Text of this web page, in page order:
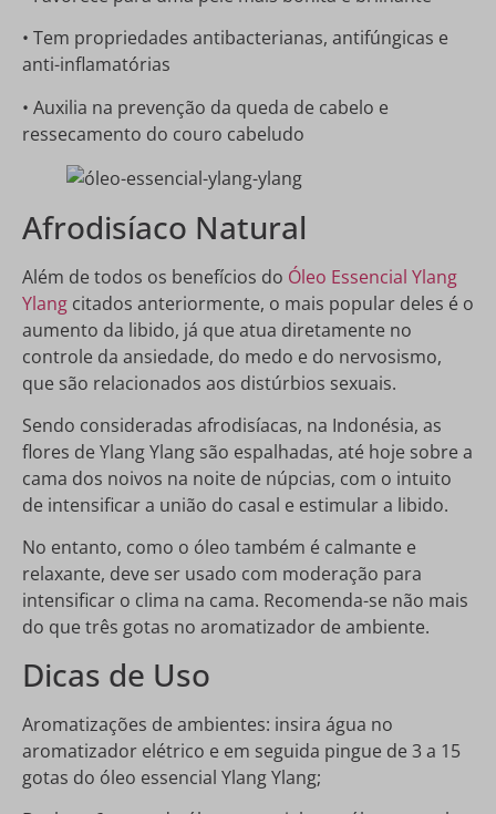
• Tem propriedades antibacterianas, antifúngicas e
anti-inflamatórias
• Auxilia na prevenção da queda de cabelo e
ressecamento do couro cabeludo
Afrodisíaco Natural
Além de todos os benefícios do Óleo Essencial Ylang
Ylang citados anteriormente, o mais popular deles é o
aumento da libido, já que atua diretamente no
controle da ansiedade, do medo e do nervosismo,
que são relacionados aos distúrbios sexuais.
Sendo consideradas afrodisíacas, na Indonésia, as
flores de Ylang Ylang são espalhadas, até hoje sobre a
cama dos noivos na noite de núpcias, com o intuito
de intensificar a união do casal e estimular a libido.
No entanto, como o óleo também é calmante e
relaxante, deve ser usado com moderação para
intensificar o clima na cama. Recomenda-se não mais
do que três gotas no aromatizador de ambiente.
Dicas de Uso
Aromatizações de ambientes: insira água no
aromatizador elétrico e em seguida pingue de 3 a 15
gotas do óleo essencial Ylang Ylang;